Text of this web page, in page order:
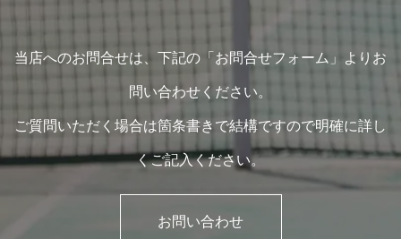
当店へのお問合せは、下記の「お問合せフォーム」よりお
問い合わせください。
ご質問いただく場合は箇条書きで結構ですので明確に詳し
くご記入ください。
お問い合わせ